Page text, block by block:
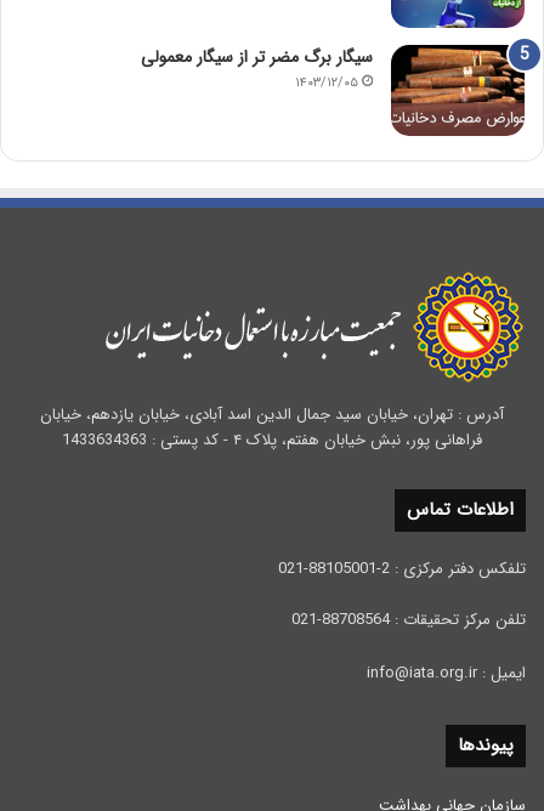
سیگار برگ مضر تر از سیگار معمولی
۱۴۰۳/۱۲/۰۵
آدرس : تهران، خیابان سید جمال الدین اسد آبادی، خیابان یازدهم، خیابان
فراهانی پور، نبش خیابان هفتم، پلاک ۴ - کد پستی : 1433634363
اطلاعات تماس
تلفکس دفتر مرکزی : 2-88105001-021
تلفن مرکز تحقیقات : 88708564-021
ایمیل : info@iata.org.ir
پیوندها
سازمان جهانی بهداشت